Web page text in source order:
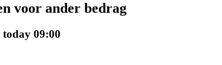
voor ander bedrag
09:00